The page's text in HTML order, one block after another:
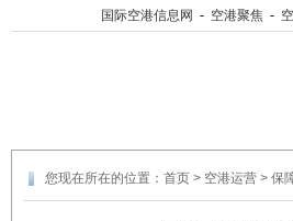
国际空港信息网 - 空港聚焦 -
您现在所在的位置： 首页 > 空港运营 > 保